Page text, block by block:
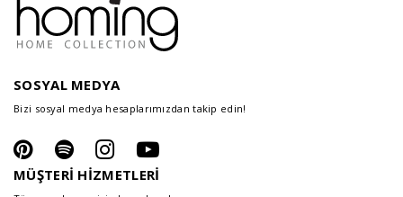
SOSYAL MEDYA
Bizi sosyal medya hesaplarımızdan takip edin!
MÜŞTERİ HİZMETLERİ